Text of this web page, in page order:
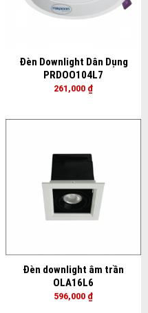
Đèn Downlight Dân Dụng
PRDOO104L7
261,000 ₫
Đèn downlight âm trần
OLA16L6
596,000 ₫